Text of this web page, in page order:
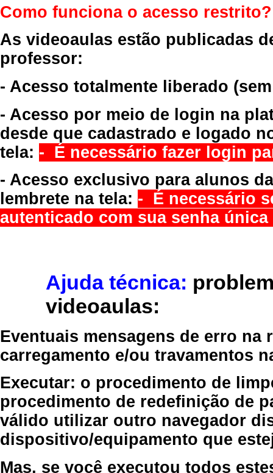
Como funciona o acesso restrito?
As videoaulas estão publicadas
professor:
- Acesso totalmente liberado
- Acesso por meio de login na
desde que cadastrado e logado
tela: - É necessário fazer login
- Acesso exclusivo para alunos
lembrete na tela: - É necessário
autenticado com sua senha
Ajuda técnica:
videoaulas:
Eventuais mensagens de erro
carregamento e/ou travamentos
Executar: o procedimento de
procedimento de redefinição de
válido utilizar outro navegador
dispositivo/equipamento que
Mas, se você executou todos